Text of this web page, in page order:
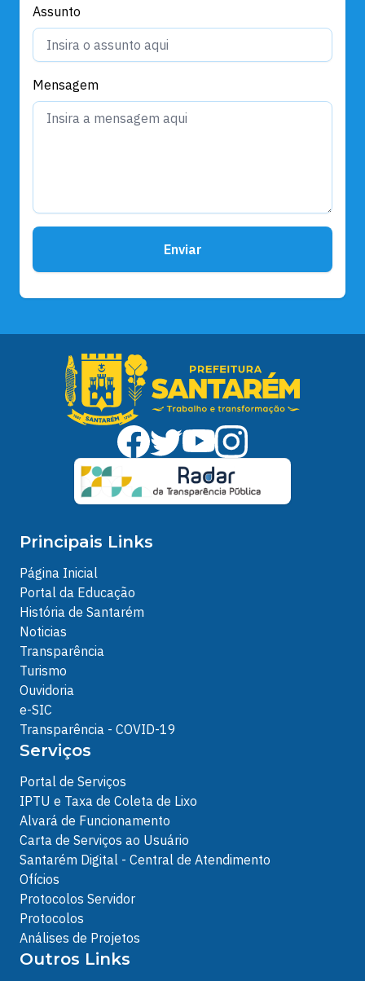
Assunto
Mensagem
Enviar
Principais Links
Página Inicial
Portal da Educação
História de Santarém
Noticias
Transparência
Turismo
Ouvidoria
e-SIC
Transparência - COVID-19
Serviços
Portal de Serviços
IPTU e Taxa de Coleta de Lixo
Alvará de Funcionamento
Carta de Serviços ao Usuário
Santarém Digital - Central de Atendimento
Ofícios
Protocolos Servidor
Protocolos
Análises de Projetos
Outros Links